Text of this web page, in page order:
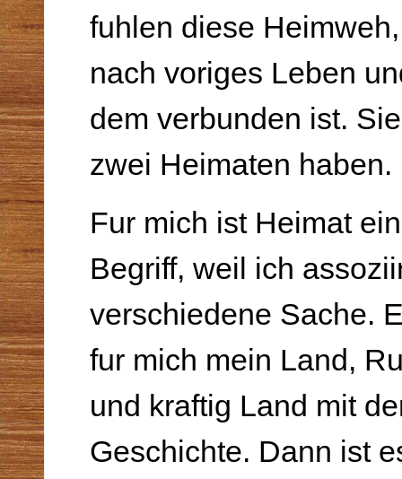
fuhlen diese
nach voriges Leben
dem verbunden ist.
zwei Heimaten haben.
Fur mich ist Heimat
Begriff, weil ich
verschiedene Sache.
fur mich mein Land,
und kraftig Land mit
Geschichte. Dann ist